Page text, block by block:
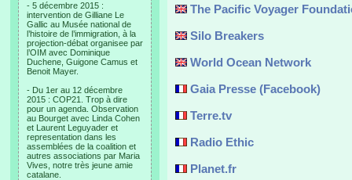
- 5 décembre 2015 :
intervention de Gilliane Le
Gallic au Musée national de
l’histoire de l’immigration, à la
projection-débat organisee par
l’OIM avec Dominique
Duchene, Guigone Camus et
Benoit Mayer.
- Du 1er au 12 décembre
2015 : COP21. Trop à dire
pour un agenda. Observation
au Bourget avec Linda Cohen
et Laurent Leguyader et
representation dans les
assemblées de la coalition et
autres associations par Maria
Vives, notre très jeune amie
catalane.
The Pacific Voyager
Silo Breakers
World Ocean Network
Gaia Presse (Facebook)
Terre.tv
Radio Ethic
Planet.fr